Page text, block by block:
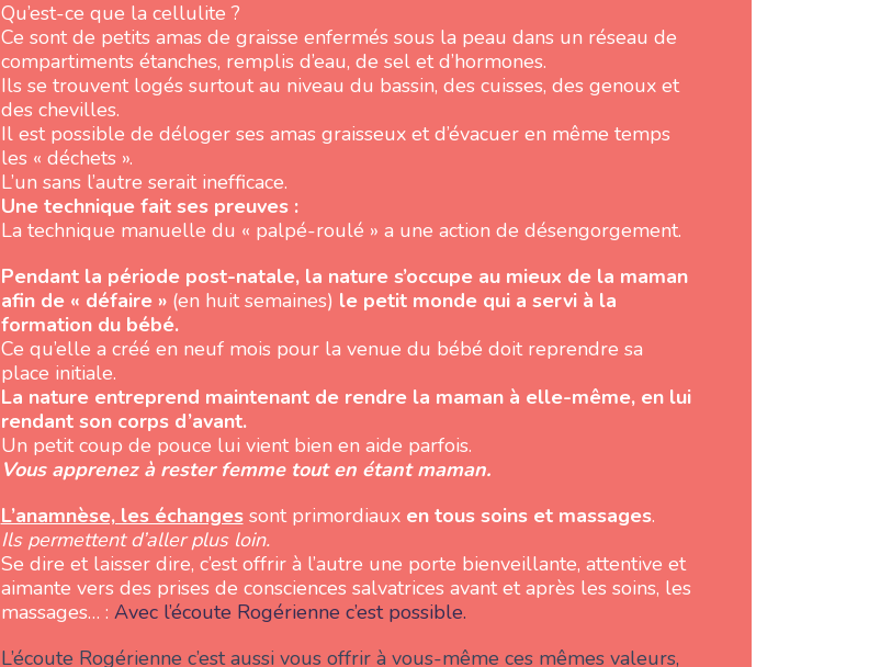
Qu’est-ce que la cellulite ?
Ce sont de petits amas de graisse enfermés sous la peau dans un réseau de
compartiments étanches, remplis d’eau, de sel et d’hormones.
Ils se trouvent logés surtout au niveau du bassin, des cuisses, des genoux et
des chevilles.
Il est possible de déloger ses amas graisseux et d’évacuer en même temps
les « déchets ».
L’un sans l’autre serait inefficace.
Une technique fait ses preuves :
La technique manuelle du « palpé-roulé » a une action de désengorgement.
Pendant la période post-natale, la nature s’occupe au mieux de la maman
afin de « défaire »(en huit semaines) le petit monde qui a servi à la
formation du bébé.
Ce qu’elle a créé en neuf mois pour la venue du bébé doit reprendre sa
place initiale.
La nature entreprend maintenant de rendre la maman à elle-même, en lui
rendant son corps d’avant.
Un petit coup de pouce lui vient bien en aide parfois.
Vous apprenez à rester femme tout en étant maman.
L’anamnèse, les échangessont primordiaux en tous soins et massages.
Ils permettent d’aller plus loin.
Se dire et laisser dire, c’est offrir à l’autre une porte bienveillante, attentive et
aimante vers des prises de consciences salvatrices avant et après les soins, les
massages… : Avec l’écoute Rogérienne c’est possible.
L’écoute Rogérienne c’est aussi vous offrir à vous-même ces mêmes valeurs,